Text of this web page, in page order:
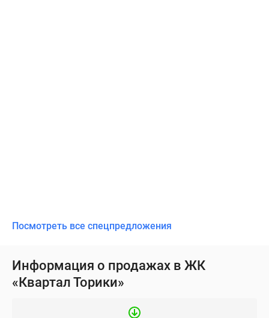
Посмотреть все спецпредложения
Информация о продажах в ЖК
«Квартал Торики»